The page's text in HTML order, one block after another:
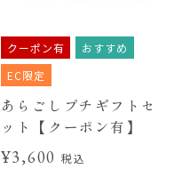
クーポン有
おすすめ
EC限定
あらごしプチギフトセ
ット【クーポン有】
¥3,600 税込